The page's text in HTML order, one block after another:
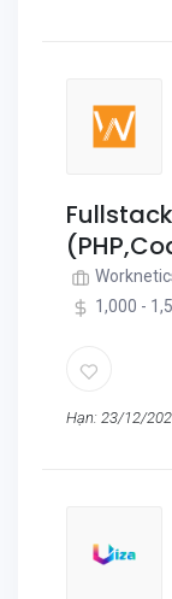
1,000 -
Hạn: 23/12/